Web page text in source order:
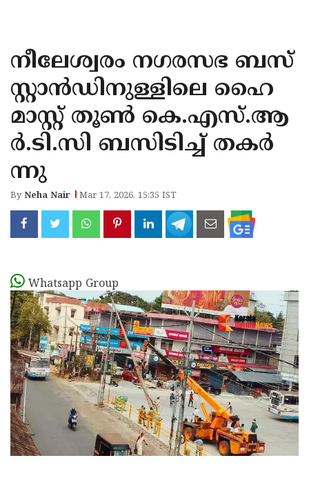
KANNUR
KASARAGOD
നീലേശ്വരം നഗരസഭ ബസ്
സ്റ്റാൻഡിനുള്ളിലെ ഹൈ​
മാ​സ്റ്റ് തൂ​ൺ കെ.​എ​സ്.​ആ​
ർ.​ടി.​സി ബ​സി​ടി​ച്ച് ത​ക​ർ​
ന്നു
ByNeha Nair Mar 17, 2026, 15:35 IST
Whatsapp Group